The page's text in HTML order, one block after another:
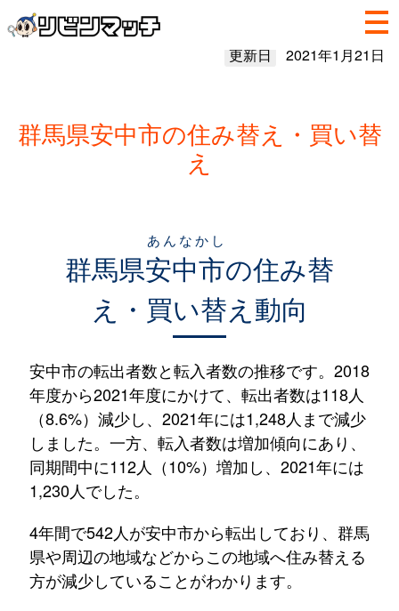
更新日 2021年1月21日
群馬県安中市の住み替え・買い替
え
群馬県安中市
あんなかし
の住み替
え・買い替え動向
安中市の転出者数と転入者数の推移です。2018
年度から2021年度にかけて、転出者数は118人
（8.6%）減少し、2021年には1,248人まで減少
しました。一方、転入者数は増加傾向にあり、
同期間中に112人（10%）増加し、2021年には
1,230人でした。
4年間で542人が安中市から転出しており、群馬
県や周辺の地域などからこの地域へ住み替える
方が減少していることがわかります。